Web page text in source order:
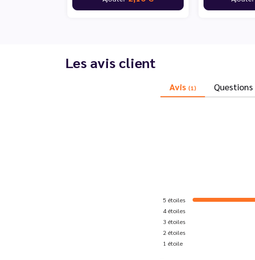
Les avis client
Avis (1) Questions
5 étoiles
4étoiles
3 étoiles
2 étoiles
1 étoile